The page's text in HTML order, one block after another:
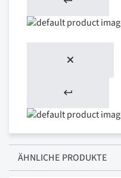
ÄHNLICHE PRODUKTE